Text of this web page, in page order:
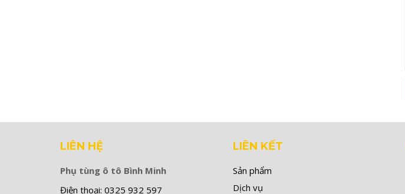
LIÊN HỆ
Phụ tùng ô tô Bình Minh
Điện thoại: 0325 932 597
LIÊN KẾT
Sản phẩm
Dịch vụ